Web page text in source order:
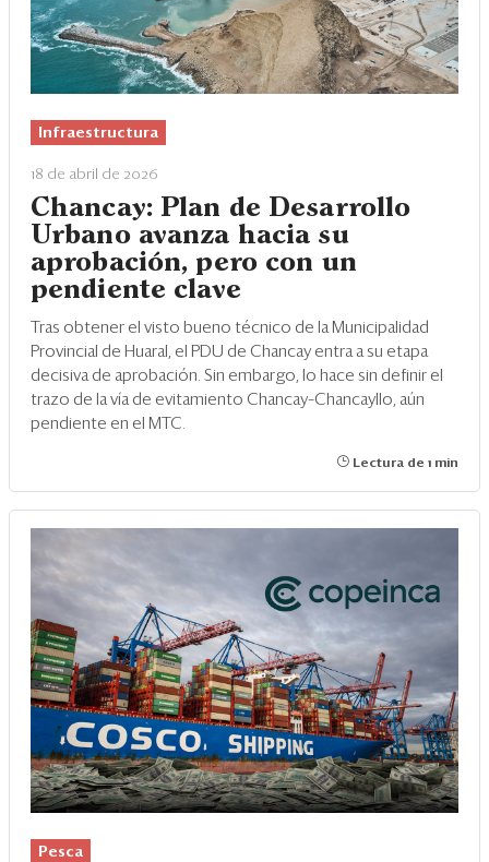
Infraestructura
18 de abril de 2026
Chancay: Plan de Desarrollo
Urbano avanza hacia su
aprobación, pero con un
pendiente clave
Tras obtener el visto bueno técnico de la Municipalidad
Provincial de Huaral, el PDU de Chancay entra a su etapa
decisiva de aprobación. Sin embargo, lo hace sin definir el
trazo de la vía de evitamiento Chancay–Chancayllo, aún
pendiente en el MTC.
Lectura de 1 min
Pesca